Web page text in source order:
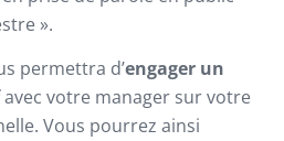
».
permettra d’engager un
avec votre manager sur votre
Vous pourrez ainsi